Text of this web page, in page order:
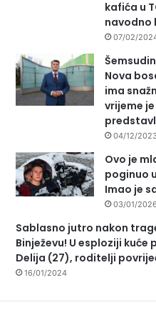
kafića u
navodno
07/02/
Nova
ima
vrijeme
04/12/2023
Ovo je
poginuo
Imao je
03/01/2026
Sablasno jutro nakon
Binježevu! U esploziji kuće
Delija (27), roditelji
16/01/2024